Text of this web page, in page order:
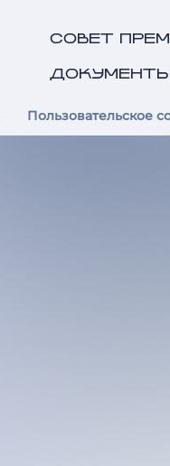
СОВЕТ
ДОКУМЕНТЫ
Пользовательское